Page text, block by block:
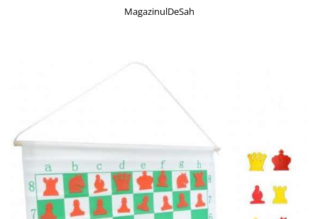
Colectie De Partide
colectie de partide
Computere de sah
Deschideri
MagazinulDeSah